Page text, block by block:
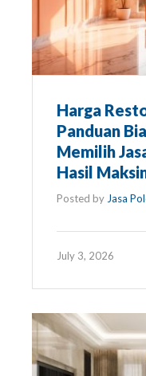
Harga
Panduan
Memilih
Hasil
Posted by Jasa
July 3, 2026